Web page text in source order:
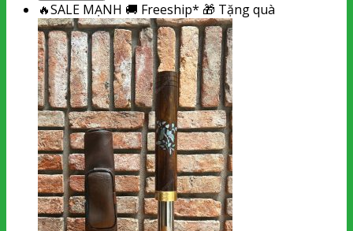
🔥SALE MẠNH 🚚 Freeship* 🎁 Tặng quà